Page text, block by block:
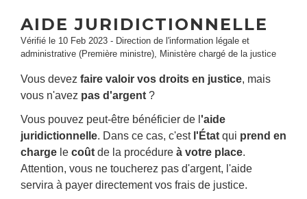
AIDE JURIDICTIONNELLE
Vérifié le 10 Feb 2023 - Direction de l'information légale et
administrative (Première ministre), Ministère chargé de la justice
Vous devez faire valoir vos droits en justice, mais
vous n'avez pas d'argent ?
Vous pouvez peut-être bénéficier de l 'aide
juridictionnelle. Dans ce cas, c'est l'État qui prend en
charge le coût de la procédure à votre place.
Attention, vous ne toucherez pas d'argent, l'aide
servira à payer directement vos frais de justice.